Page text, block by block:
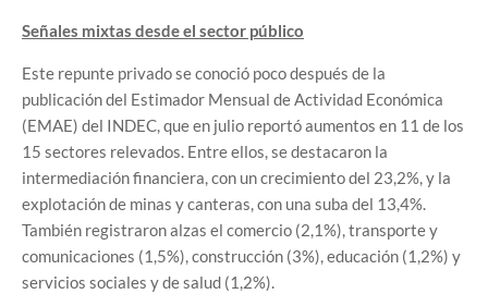
Señales mixtas desde el sector público
Este repunte privado se conoció poco después de la
publicación del Estimador Mensual de Actividad Económica
(EMAE) del INDEC, que en julio reportó aumentos en 11 de los
15 sectores relevados. Entre ellos, se destacaron la
intermediación financiera, con un crecimiento del 23,2%, y la
explotación de minas y canteras, con una suba del 13,4%.
También registraron alzas el comercio (2,1%), transporte y
comunicaciones (1,5%), construcción (3%), educación (1,2%) y
servicios sociales y de salud (1,2%).